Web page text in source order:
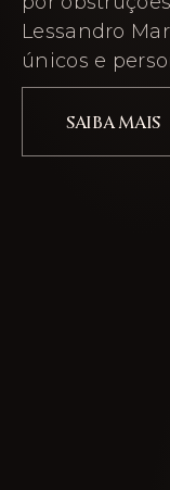
Lessandro
únicos e
SAIBA MAIS